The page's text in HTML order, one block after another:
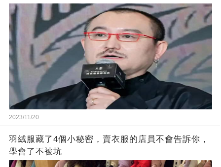
2023/11/20
羽絨服藏了4個小秘密，賣衣服的店員不會告訴你，
學會了不被坑